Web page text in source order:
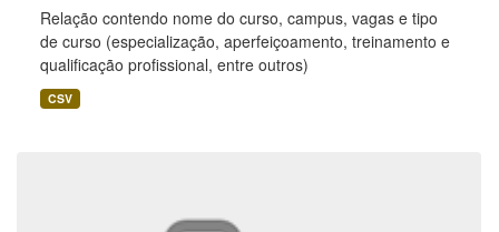
Relação contendo nome do curso, campus, vagas e tipo
de curso (especialização, aperfeiçoamento, treinamento e
qualificação profissional, entre outros)
CSV